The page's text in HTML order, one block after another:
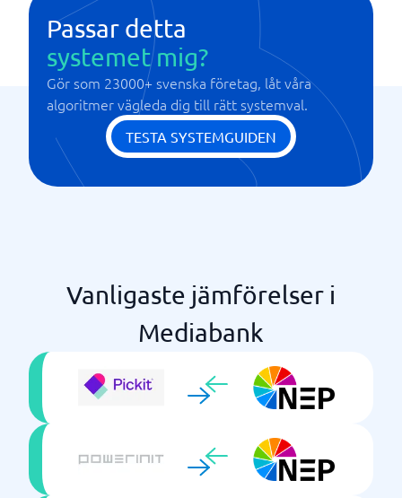
Revisionshistorik
Passar detta
systemet mig?
Gör som 23000+ svenska företag, låt våra
algoritmer vägleda dig till rätt systemval.
TESTA SYSTEMGUIDEN
Vanligaste jämförelser i
Mediabank